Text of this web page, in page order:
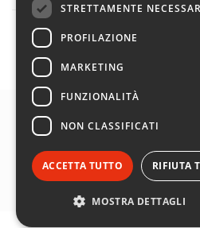
© 2017 QBLOCK® | Bologna | P.IVA
SEGUICI
STRETTAMENTE
PROFILAZIONE
MARKETING
FUNZIONALITÀ
NON CLASSIFICATI
ACCETTA TUTTO RIFIUTA
MOSTRA DETTAGLI